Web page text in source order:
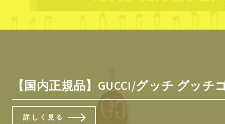
【国内正規品】GUCCI/グッチ グッチ
詳しく見る